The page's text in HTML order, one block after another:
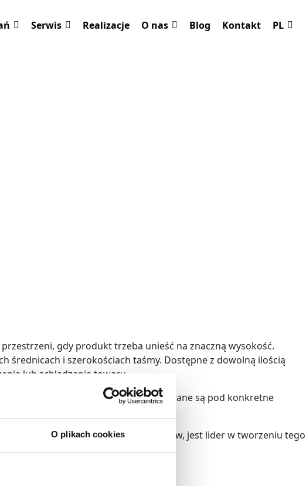
O plikach cookies
Serwis Realizacje O nas Blog Kontakt PL
gdy produkt trzeba unieść na znaczną wysokość.
średnicach i szerokościach taśmy. Dostępne z dowolną ilością
lub schładzania towaru.
kierunkach. Rozwiązania te oferowane są pod konkretne
Jednym z naszych dostawców, jest lider w tworzeniu tego